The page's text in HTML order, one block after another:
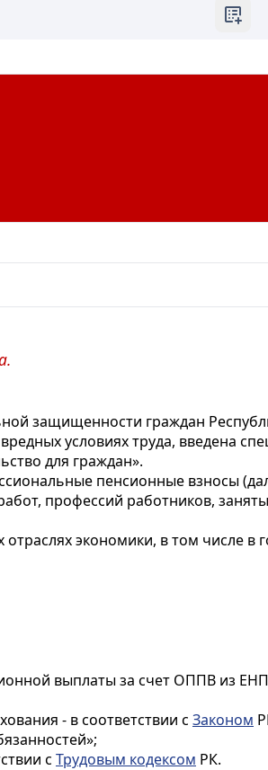
защищенности граждан
условиях труда, введена
для граждан».
пенсионные взносы
профессий работников,
экономики, в том числе
выплаты за счет ОППВ из
- в соответствии с Законом
с Трудовым кодексом РК.